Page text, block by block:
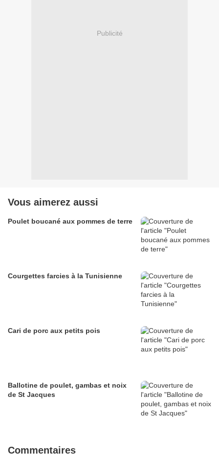
Publicité
Vous aimerez aussi
Poulet boucané aux pommes de terre
Courgettes farcies à la Tunisienne
Cari de porc aux petits pois
Ballotine de poulet, gambas et noix
de St Jacques
Commentaires